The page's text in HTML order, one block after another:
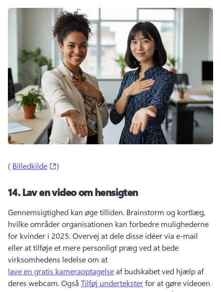
( Billedkilde (opens in a new tab)
)
14.Lav en video om hensigten
Gennemsigtighed kan øge tilliden. Brainstorm og kortlæg,
hvilke områder organisationen kan forbedre mulighederne
for kvinder i 2025. Overvej at dele disse idéer via e-mail
eller at tilføje et mere personligt præg ved at bede
virksomhedens ledelse om at
lave en gratis kameraoptagelse af budskabet ved hjælp af
deres webcam. Også Tilføj undertekster for at gøre videoen